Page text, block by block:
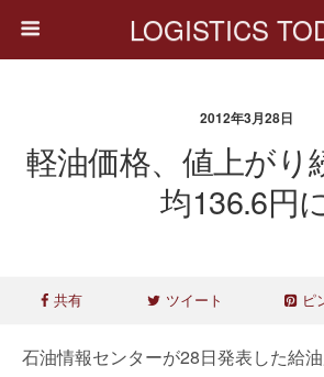
LOGISTICS
2012年3月28日
軽油価格、値上がり
均136.6円
共有 ツイート ピ
石油情報センターが28日発表した給